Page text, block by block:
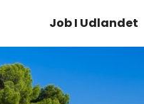
Job I Udlandet